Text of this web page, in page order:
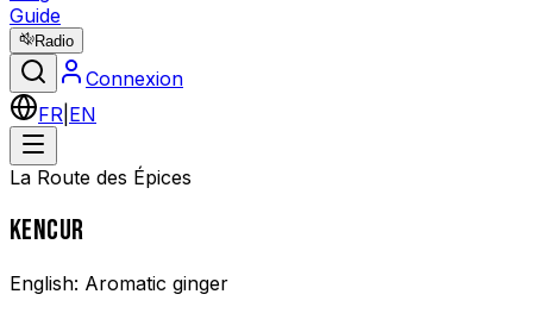
Guide
Radio
Connexion
FR EN
La Route des Épices
KENCUR
English: Aromatic ginger